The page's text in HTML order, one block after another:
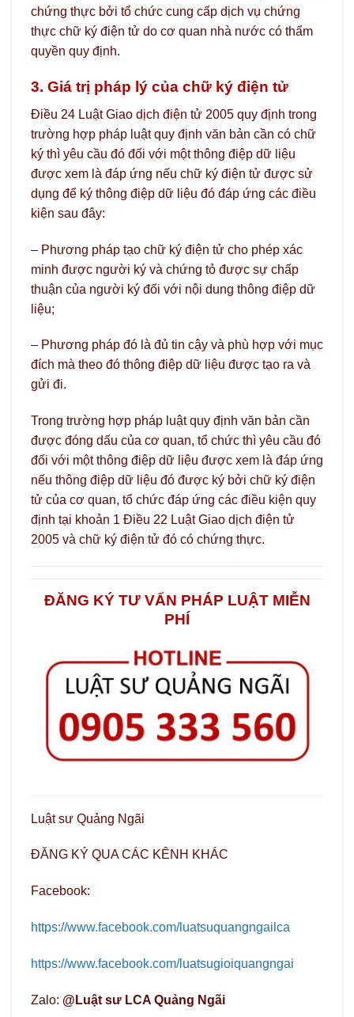
chứng thực bởi tổ chức cung cấp dịch vụ chứng
thực chữ ký điện tử do cơ quan nhà nước có thẩm
quyền quy định.
3. Giá trị pháp lý của chữ ký điện tử
Điều 24 Luật Giao dịch điện tử 2005 quy định trong
trường hợp pháp luật quy định văn bản cần có chữ
ký thì yêu cầu đó đối với một thông điệp dữ liệu
được xem là đáp ứng nếu chữ ký điện tử được sử
dụng để ký thông điệp dữ liệu đó đáp ứng các điều
kiện sau đây:
– Phương pháp tạo chữ ký điện tử cho phép xác
minh được người ký và chứng tỏ được sự chấp
thuận của người ký đối với nội dung thông điệp dữ
liệu;
– Phương pháp đó là đủ tin cậy và phù hợp với mục
đích mà theo đó thông điệp dữ liệu được tạo ra và
gửi đi.
Trong trường hợp pháp luật quy định văn bản cần
được đóng dấu của cơ quan, tổ chức thì yêu cầu đó
đối với một thông điệp dữ liệu được xem là đáp ứng
nếu thông điệp dữ liệu đó được ký bởi chữ ký điện
tử của cơ quan, tổ chức đáp ứng các điều kiện quy
định tại khoản 1 Điều 22 Luật Giao dịch điện tử
2005 và chữ ký điện tử đó có chứng thực.
ĐĂNG KÝ TƯ VẤN PHÁP LUẬT MIỄN
PHÍ
Luật sư Quảng Ngãi
ĐĂNG KÝ QUA CÁC KÊNH KHÁC
Facebook:
https://www.facebook.com/luatsuquangngailca
https://www.facebook.com/luatsugioiquangngai
Zalo: @Luật sư LCA Quảng Ngãi